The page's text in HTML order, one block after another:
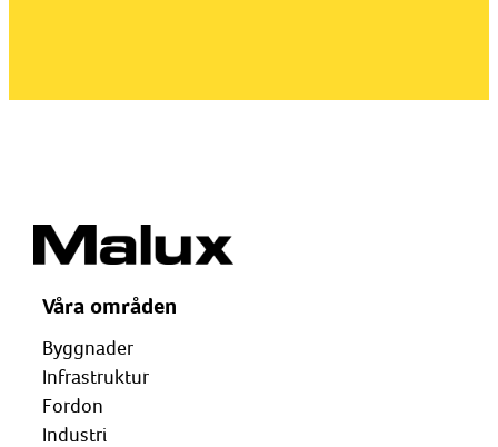
Våra områden
Byggnader
Infrastruktur
Fordon
Industri